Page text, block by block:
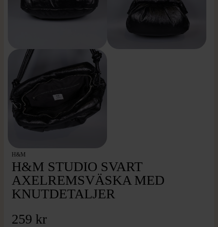
H&M
H&M STUDIO SVART
AXELREMSVÄSKA MED
KNUTDETALJER
259 kr